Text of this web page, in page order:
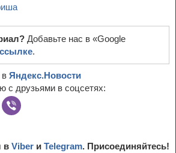
Добавьте нас в «Google
ссылке.
Яндекс.Новости
с друзьями в соцсетях:
в Viber и Telegram. Присоединяйтесь!